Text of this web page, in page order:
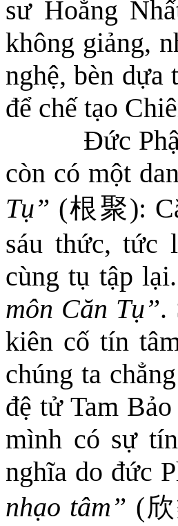
sư Hoằng
không giảng,
nghệ, bèn
để chế tạo
Đức
còn có một
Tụ” (根聚):
sáu thức, tức
cùng tụ tập
môn Căn Tụ”.
kiên cố tín
chúng ta
đệ tử Tam
mình có sự
nghĩa do đức
nhạo tâm” (